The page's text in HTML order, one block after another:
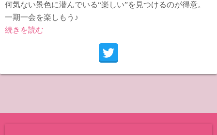
何気ない景色に潜んでいる“楽しい”を見つけるのが得意。
一期一会を楽しもう♪
続きを読む